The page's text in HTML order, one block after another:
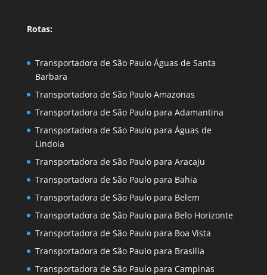
Rotas:
Transportadora de São Paulo Águas de Santa
Barbara
Transportadora de São Paulo Amazonas
Transportadora de São Paulo para Adamantina
Transportadora de São Paulo para Águas de
Lindoia
Transportadora de São Paulo para Aracaju
Transportadora de São Paulo para Bahia
Transportadora de São Paulo para Belem
Transportadora de São Paulo para Belo Horizonte
Transportadora de São Paulo para Boa Vista
Transportadora de São Paulo para Brasilia
Transportadora de São Paulo para Campinas